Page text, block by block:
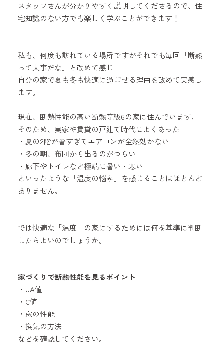
スタッフさんが分かりやすく説明してくださるので、住
宅知識のない方でも楽しく学ぶことができます！
私も、何度も訪れている場所ですがそれでも毎回「断熱
って大事だな」と改めて感じ
自分の家で夏も冬も快適に過ごせる理由を改めて実感し
ます。
現在、断熱性能の高い断熱等級6の家に住んでいます。
そのため、実家や賃貸の戸建て時代によくあった
・夏の2階が暑すぎてエアコンが全然効かない
・冬の朝、布団から出るのがつらい
・廊下やトイレなど極端に暑い・寒い
といったような「温度の悩み」を感じることはほとんど
ありません。
では快適な「温度」の家にするためには何を基準に判断
したらよいのでしょうか。
家づくりで断熱性能を見るポイント
・UA値
・C値
・窓の性能
・換気の方法
などを確認してください。